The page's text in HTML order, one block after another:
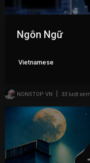
Nhạc Remix TikTok
NONSTOP VN 33 lượt xem
Ngôn Ngữ
Vietnamese